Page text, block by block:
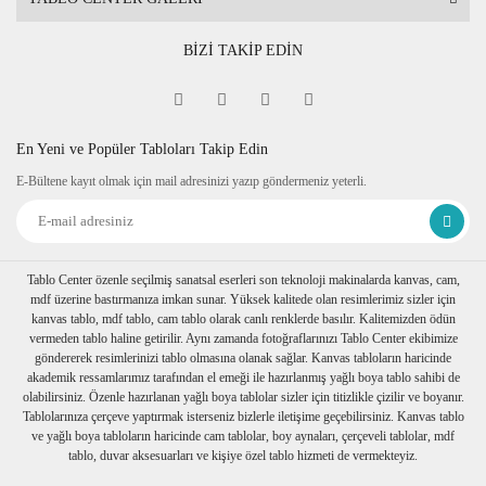
BİZİ TAKİP EDİN
En Yeni ve Popüler Tabloları Takip Edin
E-Bültene kayıt olmak için mail adresinizi yazıp göndermeniz yeterli.
Tablo Center özenle seçilmiş sanatsal eserleri son teknoloji makinalarda kanvas, cam,
mdf üzerine bastırmanıza imkan sunar. Yüksek kalitede olan resimlerimiz sizler için
kanvas tablo, mdf tablo, cam tablo olarak canlı renklerde basılır. Kalitemizden ödün
vermeden tablo haline getirilir. Aynı zamanda fotoğraflarınızı Tablo Center ekibimize
göndererek resimlerinizi tablo olmasına olanak sağlar. Kanvas tabloların haricinde
akademik ressamlarımız tarafından el emeği ile hazırlanmış yağlı boya tablo sahibi de
olabilirsiniz. Özenle hazırlanan yağlı boya tablolar sizler için titizlikle çizilir ve boyanır.
Tablolarınıza çerçeve yaptırmak isterseniz bizlerle iletişime geçebilirsiniz. Kanvas tablo
ve yağlı boya tabloların haricinde cam tablolar, boy aynaları, çerçeveli tablolar, mdf
tablo, duvar aksesuarları ve kişiye özel tablo hizmeti de vermekteyiz.